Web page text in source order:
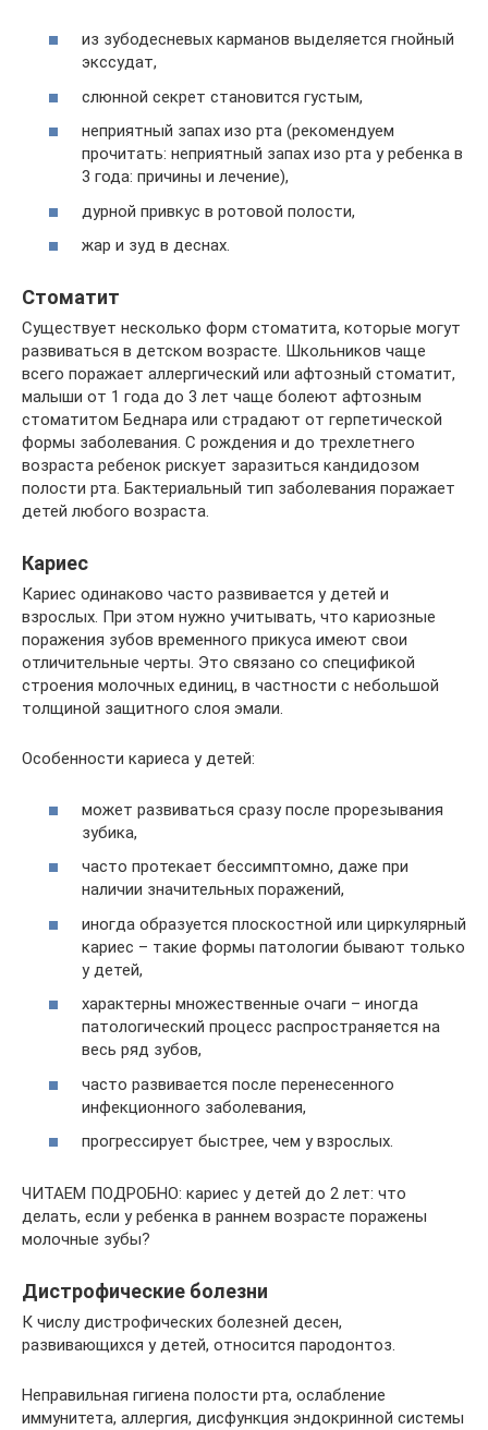
из зубодесневых карманов выделяется гнойный
экссудат,
слюнной секрет становится густым,
неприятный запах изо рта (рекомендуем
прочитать: неприятный запах изо рта у ребенка в
3 года: причины и лечение),
дурной привкус в ротовой полости,
жар и зуд в деснах.
Стоматит
Существует несколько форм стоматита, которые могут
развиваться в детском возрасте. Школьников чаще
всего поражает аллергический или афтозный стоматит,
малыши от 1 года до 3 лет чаще болеют афтозным
стоматитом Беднара или страдают от герпетической
формы заболевания. С рождения и до трехлетнего
возраста ребенок рискует заразиться кандидозом
полости рта. Бактериальный тип заболевания поражает
детей любого возраста.
Кариес
Кариес одинаково часто развивается у детей и
взрослых. При этом нужно учитывать, что кариозные
поражения зубов временного прикуса имеют свои
отличительные черты. Это связано со спецификой
строения молочных единиц, в частности с небольшой
толщиной защитного слоя эмали.
Особенности кариеса у детей:
может развиваться сразу после прорезывания
зубика,
часто протекает бессимптомно, даже при
наличии значительных поражений,
иногда образуется плоскостной или циркулярный
кариес – такие формы патологии бывают только
у детей,
характерны множественные очаги – иногда
патологический процесс распространяется на
весь ряд зубов,
часто развивается после перенесенного
инфекционного заболевания,
прогрессирует быстрее, чем у взрослых.
ЧИТАЕМ ПОДРОБНО: кариес у детей до 2 лет: что
делать, если у ребенка в раннем возрасте поражены
молочные зубы?
Дистрофические болезни
К числу дистрофических болезней десен,
развивающихся у детей, относится пародонтоз.
Неправильная гигиена полости рта, ослабление
иммунитета, аллергия, дисфункция эндокринной системы